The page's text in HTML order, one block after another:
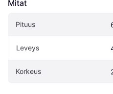
Mitat
Pituus
Leveys
Korkeus